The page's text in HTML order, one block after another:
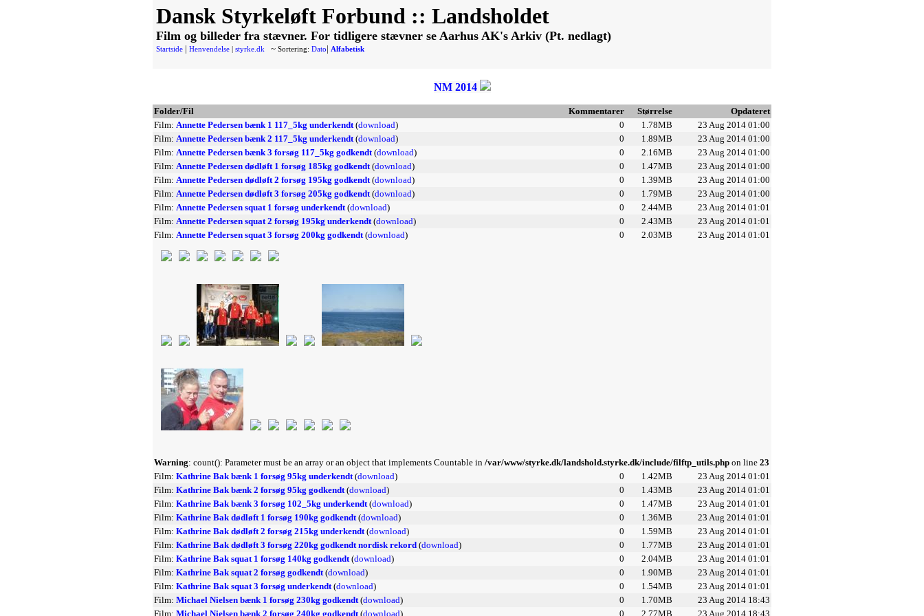
Dansk Styrkeløft Forbund :: Landsholdet
Film og billeder fra stævner. For tidligere stævner se Aarhus AK's Arkiv (Pt. nedlagt)
Startside | Henvendelse | styrke.dk ~ Sortering: Dato| Alfabetisk
NM 2014
Folder/Fil Kommentarer Størrelse
Opdateret
Film: Annette Pedersen bænk 1 117_5kg underkendt(download) 0 1.78MB
23 Aug 2014 01:00
Film: Annette Pedersen bænk 2 117_5kg underkendt(download) 0 1.89MB
23 Aug 2014 01:00
Film: Annette Pedersen bænk 3 forsøg 117_5kg godkendt(download) 0 2.16MB
23 Aug 2014 01:00
Film: Annette Pedersen dødløft 1 forsøg 185kg godkendt(download) 0 1.47MB
23 Aug 2014 01:00
Film: Annette Pedersen dødløft 2 forsøg 195kg godkendt(download) 0 1.39MB
23 Aug 2014 01:00
Film: Annette Pedersen dødløft 3 forsøg 205kg godkendt(download) 0 1.79MB
23 Aug 2014 01:00
Film: Annette Pedersen squat 1 forsøg underkendt(download) 0 2.44MB
23 Aug 2014 01:01
Film: Annette Pedersen squat 2 forsøg 195kg underkendt(download) 0 2.43MB
23 Aug 2014 01:01
Film: Annette Pedersen squat 3 forsøg 200kg godkendt(download) 0 2.03MB 23 Aug 2014 01:01
Warning: count(): Parameter must be an array or an object that implements Countable in /var/www/styrke.dk/landshold.styrke.dk/include/filftp_utils.php on line 23
Film: Kathrine Bak bænk 1 forsøg 95kg underkendt(download) 0 1.42MB
23 Aug 2014 01:01
Film: Kathrine Bak bænk 2 forsøg 95kg godkendt(download) 0 1.43MB
23 Aug 2014 01:01
Film: Kathrine Bak bænk 3 forsøg 102_5kg underkendt(download) 0 1.47MB
23 Aug 2014 01:01
Film: Kathrine Bak dødløft 1 forsøg 190kg godkendt(download) 0 1.36MB
23 Aug 2014 01:01
Film: Kathrine Bak dødløft 2 forsøg 215kg underkendt(download) 0 1.59MB
23 Aug 2014 01:01
Film: Kathrine Bak dødløft 3 forsøg 220kg godkendt nordisk rekord (download) 0 1.77MB
23 Aug 2014 01:01
Film: Kathrine Bak squat 1 forsøg 140kg godkendt(download) 0 2.04MB
23 Aug 2014 01:01
Film: Kathrine Bak squat 2 forsøg godkendt(download) 0 1.90MB
23 Aug 2014 01:01
Film: Kathrine Bak squat 3 forsøg underkendt(download) 0 1.54MB
23 Aug 2014 01:01
Film: Michael Nielsen bænk 1 forsøg 230kg godkendt(download) 0 1.70MB
23 Aug 2014 18:43
Film: Michael Nielsen bænk 2 forsøg 240kg godkendt (download) 0 2.77MB 23 Aug 2014 18:43